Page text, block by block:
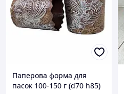
Паперова форма для
пасок 100-150 г (d70 h85)